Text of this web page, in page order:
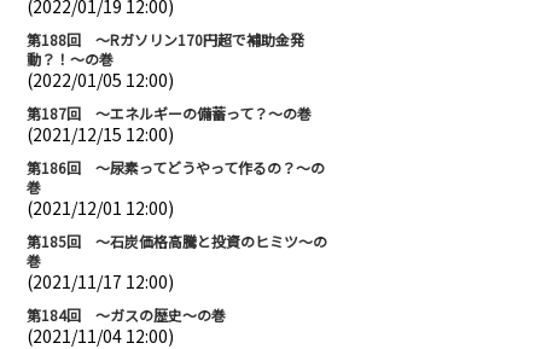
(2022/01/19 12:00)
第188回 ～Rガソリン170円超で補助金発
動？！～の巻
(2022/01/05 12:00)
第187回 ～エネルギーの備蓄って？～の巻
(2021/12/15 12:00)
第186回 ～尿素ってどうやって作るの？～の
巻
(2021/12/01 12:00)
第185回 ～石炭価格高騰と投資のヒミツ～の
巻
(2021/11/17 12:00)
第184回 ～ガスの歴史～の巻
(2021/11/04 12:00)